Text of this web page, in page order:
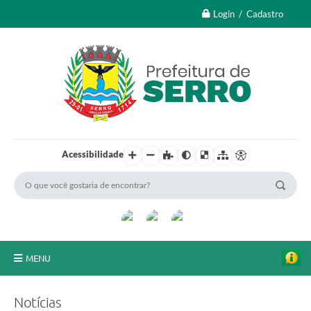
Login / Cadastro
Acessibilidade
MENU
Notícias